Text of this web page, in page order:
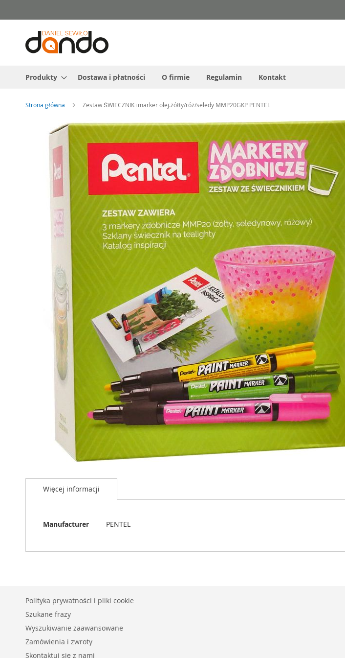
do
treści
Produkty Dostawa i płatności O firmie Regulamin Kontakt
Strona główna Zestaw ŚWIECZNIK+marker olej.żółty/róż/seledy MMP20GKP PENTEL
na
początekWięcej informacji
Więcej
Manufacturer PENTEL
Polityka prywatności i pliki cookie
Szukane frazy
Wyszukiwanie zaawansowane
Zamówienia i zwroty
Skontaktuj się z nami